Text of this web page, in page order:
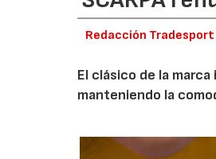
Redacción Tradesport
El clásico de la
manteniendo la